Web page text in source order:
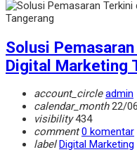
Solusi
Digital Marketing
account_circle admin
calendar_month22/
visibility434
comment 0 komentar
label Digital Marketing